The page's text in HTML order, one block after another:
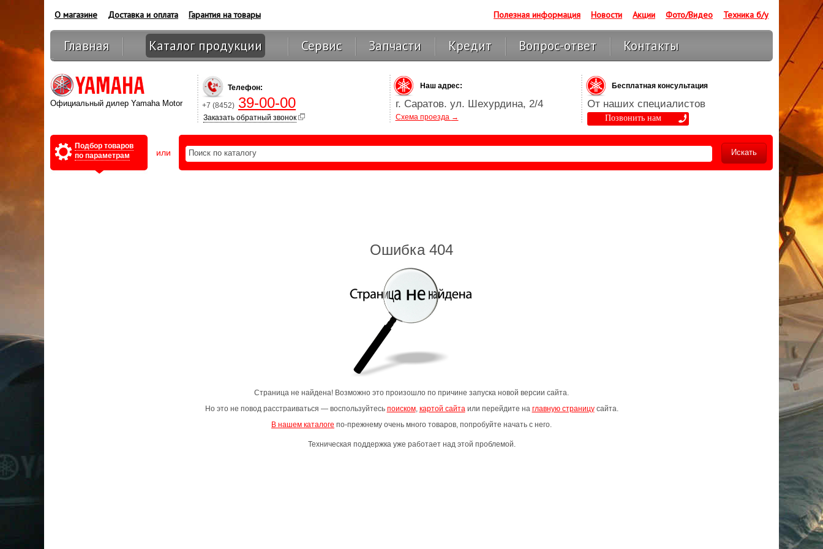
О магазине Доставка и оплата Гарантия на товары Полезная информация Новости Акции Фото/Видео Техника б/у
Главная Каталог продукции Сервис Запчасти Кредит Вопрос-ответ
Контакты
Оптовикам
Официальный дилер Yamaha Motor
Телефон:
+7 (8452) 39-00-00
Заказать обратный звонок
Наш адрес:
г. Саратов. ул. Шехурдина, 2/4
Схема проезда →
Бесплатная консультация
От наших специалистов
Позвонить нам
Подбор товаров
по параметрам
или
Ошибка 404
Страница не найдена! Возможно это произошло по причине запуска новой версии сайта.
Но это не повод расстраиваться — воспользуйтесь поиском, картой сайтаили перейдите на главную страницусайта.
В нашем каталоге по-прежнему очень много товаров, попробуйте начать с него.
Техническая поддержка уже работает над этой проблемой.